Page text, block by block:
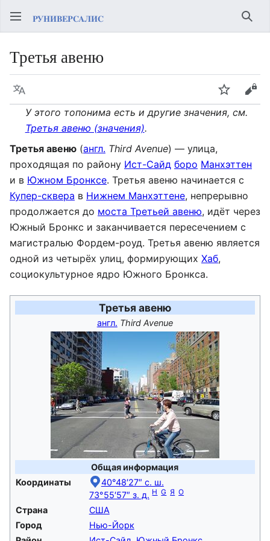
Третья авеню
Язык Следить
У этого топонима есть и другие значения, см.
Третья авеню (значения).
Третья авеню (англ. Third Avenue) — улица,
проходящая по району Ист-Сайд боро Манхэттен
и в Южном Бронксе. Третья авеню начинается с
Купер-сквера в Нижнем Манхэттене, непрерывно
продолжается до моста Третьей авеню, идёт через
Южный Бронкс и заканчивается пересечением с
магистралью Фордем-роуд. Третья авеню является
одной из четырёх улиц, формирующих Хаб,
социокультурное ядро Южного Бронкса.
Третья авеню
англ. Third Avenue
Общая информация
Координаты
40°48′27″ с. ш.
73°55′57″ з. д. H G Я O
Страна
США
Город
Нью-Йорк